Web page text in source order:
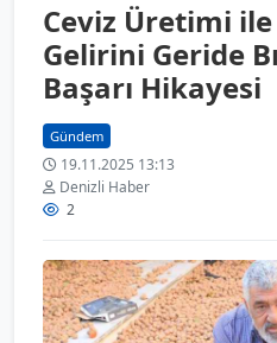
Ceviz Üretimi
Gelirini Geride
Başarı Hikayesi
Gündem
19.11.2025 13:13
Denizli Haber
2